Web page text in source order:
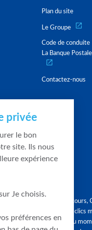
Plan du site
Le Groupe
Code de conduite
La Banque Postale
Contactez-nous
Graphique,
en quelques clics
tendances du
privée
le bon
site. Ils nous
expérience
Je choisis.
préférences en